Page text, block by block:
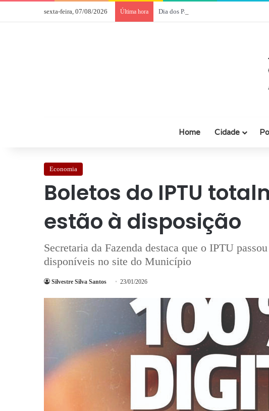
sexta-feira, 07/08/2026 Última hora Dia dos Pais impulsiona movimento no
Home Cidade
Economia
Boletos do IPTU
estão à disposição
Secretaria da Fazenda destaca que o IPTU
disponíveis no site do Município
Silvestre Silva Santos 23/01/2026